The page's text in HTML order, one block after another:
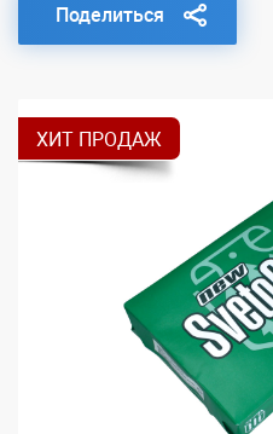
Поделиться
ХИТ ПРОДАЖ